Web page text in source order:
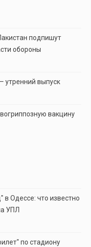
подпишут
обороны
утренний выпуск
вакцину
в Одессе: что известно
УПЛ
по стадиону